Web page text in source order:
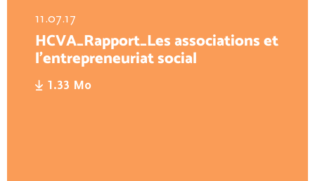
11.07.17
HCVA_Rapport_Les associations et
l’entrepreneuriat social
1.33 Mo